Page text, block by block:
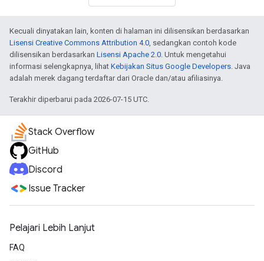
Kecuali dinyatakan lain, konten di halaman ini dilisensikan berdasarkan
Lisensi Creative Commons Attribution 4.0, sedangkan contoh kode
dilisensikan berdasarkan Lisensi Apache 2.0. Untuk mengetahui
informasi selengkapnya, lihat Kebijakan Situs Google Developers. Java
adalah merek dagang terdaftar dari Oracle dan/atau afiliasinya.
Terakhir diperbarui pada 2026-07-15 UTC.
Stack Overflow
GitHub
Discord
Issue Tracker
Pelajari Lebih Lanjut
FAQ